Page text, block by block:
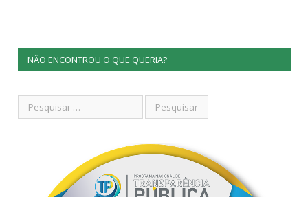
NÃO ENCONTROU O QUE QUERIA?